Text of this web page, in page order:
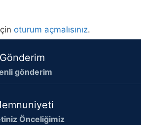
oturum açmalısınız.
gönderim
Önceliğimiz